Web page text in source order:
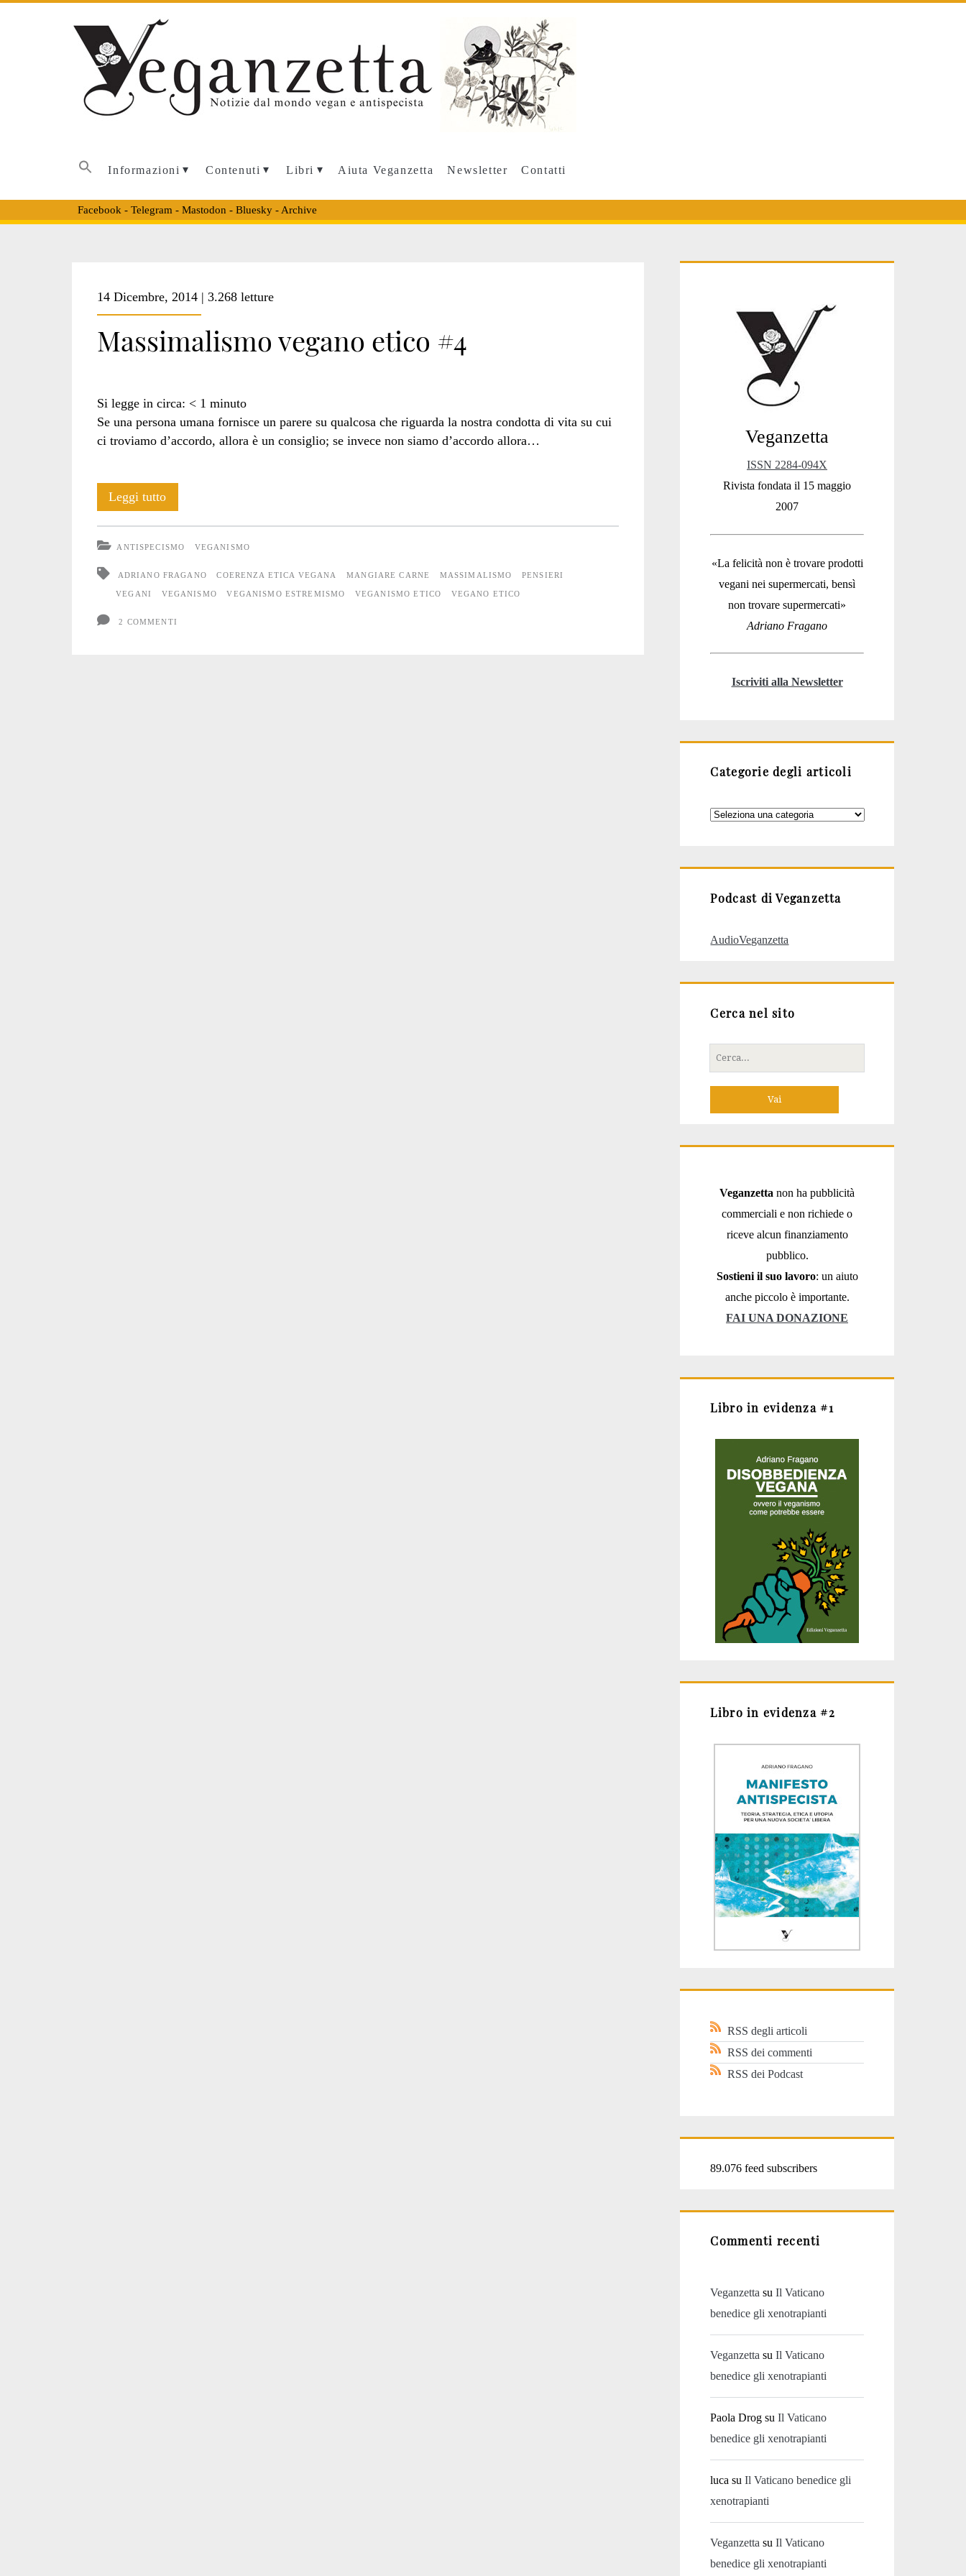
Informazioni Contenuti Libri Aiuta Veganzetta Newsletter Contatti
Facebook - Telegram - Mastodon - Bluesky- Archive
<span>veganismo
14 Dicembre, 2014 | 3.268 letture
Massimalismo vegano etico #4
Si legge in circa: < 1 minuto
Se una persona umana fornisce un parere su qualcosa che riguarda la nostra condotta di vita su cui
ci troviamo d’accordo, allora è un consiglio; se invece non siamo d’accordo allora…
Leggi tuttoMassimalismo
vegano
etico
#4
ANTISPECISMO VEGANISMO
ADRIANO FRAGANO COERENZA ETICA VEGANA MANGIARE CARNE MASSIMALISMO PENSIERI
VEGANI VEGANISMO VEGANISMO ESTREMISMO VEGANISMO ETICO VEGANO ETICO
2 COMMENTI
Sidebar
Veganzetta
ISSN 2284-094X
Rivista fondata il 15 maggio
2007
«La felicità non è trovare prodotti
vegani nei supermercati, bensì
non trovare supermercati»
Adriano Fragano
Iscriviti alla Newsletter
Categorie degli articoli
Categorie
Podcast di Veganzetta
AudioVeganzetta
Cerca nel sito
Cerca
per:
Veganzetta non ha pubblicità
commerciali e non richiede o
riceve alcun finanziamento
pubblico.
Sostieni il suo lavoro: un aiuto
anche piccolo è importante.
FAI UNA DONAZIONE
Libro in evidenza #1
Libro in evidenza #2
RSS degli articoli
RSS dei commenti
RSS dei Podcast
89.076 feed subscribers
Commenti recenti
Veganzetta suIl Vaticano
benedice gli xenotrapianti
Veganzetta suIl Vaticano
benedice gli xenotrapianti
Paola Drog suIl Vaticano
benedice gli xenotrapianti
luca suIl Vaticano benedice gli
xenotrapianti
Veganzetta suIl Vaticano
benedice gli xenotrapianti